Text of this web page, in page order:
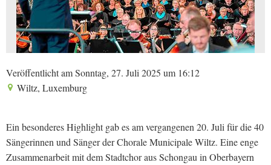
Veröffentlicht am Sonntag, 27. Juli 2025 um 16:12
Wiltz, Luxemburg
Ein besonderes Highlight gab es am vergangenen 20. Juli für die 40
Sängerinnen und Sänger der Chorale Municipale Wiltz. Eine enge
Zusammenarbeit mit dem Stadtchor aus Schongau in Oberbayern